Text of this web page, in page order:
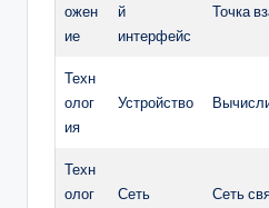
ожен
ие
й
интерфейс
Точка
Техн
олог
ия
Устройство
Техн
олог
Сеть Сеть